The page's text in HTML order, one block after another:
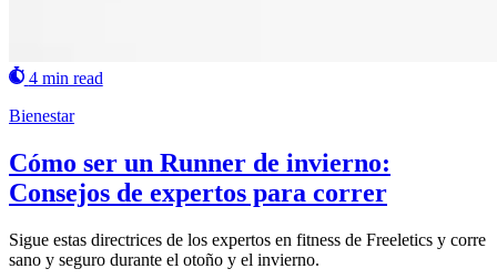
4 min read
Bienestar
Cómo ser un Runner de invierno:
Consejos de expertos para correr
Sigue estas directrices de los expertos en fitness de Freeletics y corre
sano y seguro durante el otoño y el invierno.